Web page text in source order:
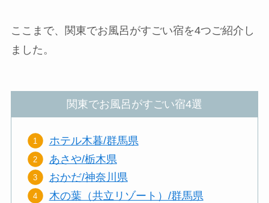
ここまで、関東でお風呂がすごい宿を4つご紹介し
ました。
関東でお風呂がすごい宿4選
ホテル木暮/群馬県
あさや/栃木県
おかだ/神奈川県
木の葉（共立リゾート）/群馬県